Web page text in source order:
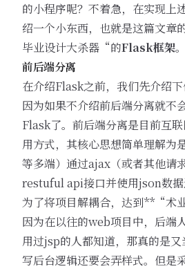
的小程序呢？不着急，在实现上
绍一个小东西，也就是这篇文章
毕业设计大杀器“的Flask框架。
前后端分离
在介绍Flask之前，我们先介绍下
因为如果不介绍前后端分离就不
Flask了。前后端分离是目前互
用方式，其核心思想简单理解为
等多端）通过ajax（或者其他请
restuful api接口并使用json数据
为了将项目解耦合，达到**“术
因为在以往的web项目中，后端
用过jsp的人都知道，那真的是
写后台逻辑还要会弄样式。但是